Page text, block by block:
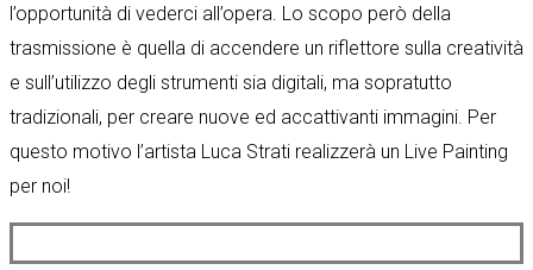
l’opportunità di vederci all’opera. Lo scopo però della
trasmissione è quella di accendere un riflettore sulla creatività
e sull’utilizzo degli strumenti sia digitali, ma sopratutto
tradizionali, per creare nuove ed accattivanti immagini. Per
questo motivo l’artista Luca Strati realizzerà un Live Painting
per noi!